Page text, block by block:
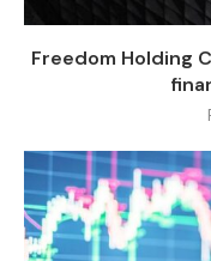
Freedom Holding